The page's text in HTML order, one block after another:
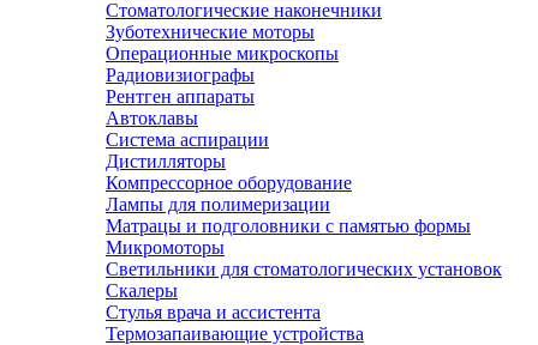
Стоматологические наконечники
Зуботехнические моторы
Операционные микроскопы
Радиовизиографы
Рентген аппараты
Автоклавы
Система аспирации
Дистилляторы
Компрессорное оборудование
Лампы для полимеризации
Матрацы и подголовники с памятью формы
Микромоторы
Светильники для стоматологических установок
Скалеры
Стулья врача и ассистента
Термозапаивающие устройства